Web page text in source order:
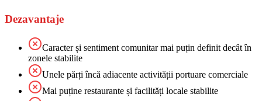
Dezavantaje
Caracter și sentiment comunitar mai puțin definit decât în
zonele stabilite
Unele părți încă adiacente activității portuare comerciale
Mai puține restaurante și facilități locale stabilite